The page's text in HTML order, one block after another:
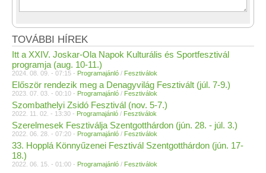
TOVÁBBI HÍREK
Itt a XXIV. Joskar-Ola Napok Kulturális és Sportfesztivál
programja (aug. 10-11.)
2024. 08. 09. - 07:15 - Programajánló / Fesztiválok
Először rendezik meg a Denagyvilág Fesztivált (júl. 7-9.)
2023. 07. 03. - 00:10 - Programajánló / Fesztiválok
Szombathelyi Zsidó Fesztivál (nov. 5-7.)
2022. 11. 02. - 13:30 - Programajánló / Fesztiválok
Szerelmesek Fesztiválja Szentgotthárdon (jún. 28. - júl. 3.)
2022. 06. 28. - 07:20 - Programajánló / Fesztiválok
33. Hopplá Könnyűzenei Fesztivál Szentgotthárdon (jún. 17-
18.)
2022. 06. 15. - 01:00 - Programajánló / Fesztiválok